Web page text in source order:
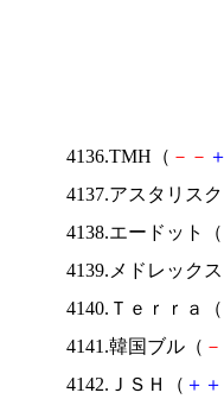
4136.TMH（ － －
4137.アスタリス
4138.エードット（
4139.メドレック
4140.Ｔｅｒｒａ（
4141.韓国ブル（ －
4142.ＪＳＨ（ ＋ ＋